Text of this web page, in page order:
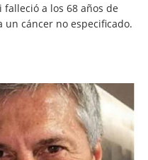
falleció a los 68 años de
cáncer no especificado.